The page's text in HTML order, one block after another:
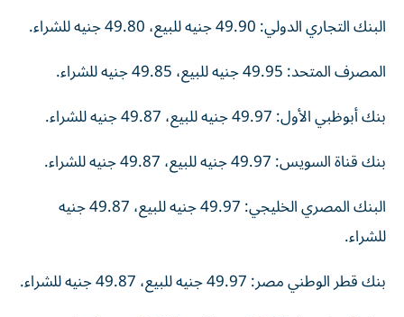
البنك التجاري الدولي: 49.90 جنيه للبيع، 49.80 جنيه للشراء.
المصرف المتحد: 49.95 جنيه للبيع، 49.85 جنيه للشراء.
بنك أبوظبي الأول: 49.97 جنيه للبيع، 49.87 جنيه للشراء.
بنك قناة السويس: 49.97 جنيه للبيع، 49.87 جنيه للشراء.
البنك المصري الخليجي: 49.97 جنيه للبيع، 49.87 جنيه
للشراء.
بنك قطر الوطني مصر: 49.97 جنيه للبيع، 49.87 جنيه للشراء.